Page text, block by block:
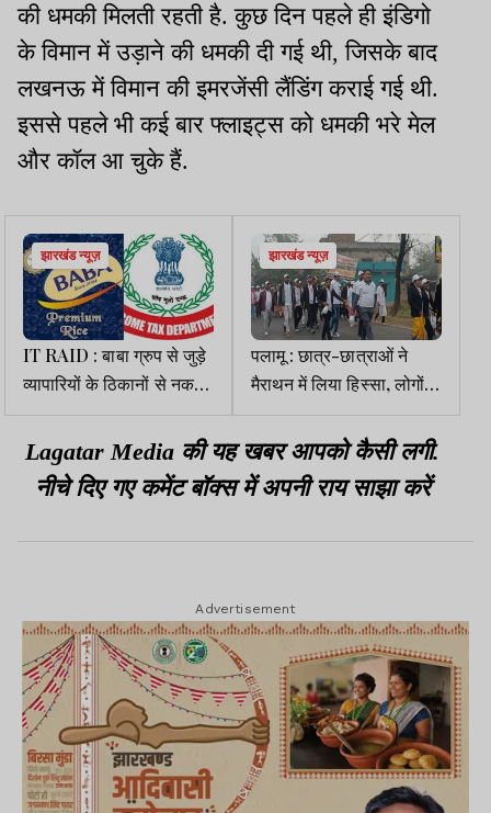
की धमकी मिलती रहती है. कुछ दिन पहले ही इंडिगो
के विमान में उड़ाने की धमकी दी गई थी, जिसके बाद
लखनऊ में विमान की इमरजेंसी लैंडिंग कराई गई थी.
इससे पहले भी कई बार फ्लाइट्स को धमकी भरे मेल
और कॉल आ चुके हैं.
झारखंड न्यूज़
IT RAID : बाबा ग्रुप से जुड़े
व्यापारियों के ठिकानों से नकदी
व कीमती शराब की बोतलें
बरामद
झारखंड न्यूज़
पलामू : छात्र-छात्राओं ने
मैराथन में लिया हिस्सा, लोगों
को किया जागरूक
Lagatar Media की यह खबर आपको कैसी लगी.
नीचे दिए गए कमेंट बॉक्स में अपनी राय साझा करें
Advertisement